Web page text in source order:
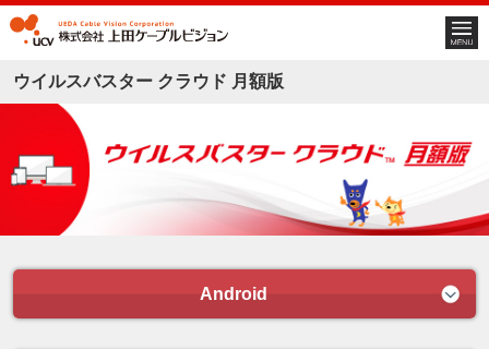
ウイルスバスター クラウド 月額版
Android